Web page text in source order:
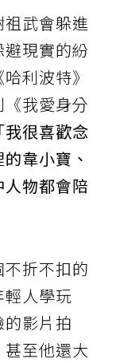
武會躲進
現實的紛
利波特》
我愛身分
「我很喜歡念
韋小寶、
物都會陪
折不扣的
輕人學玩
的影片拍
至他還大